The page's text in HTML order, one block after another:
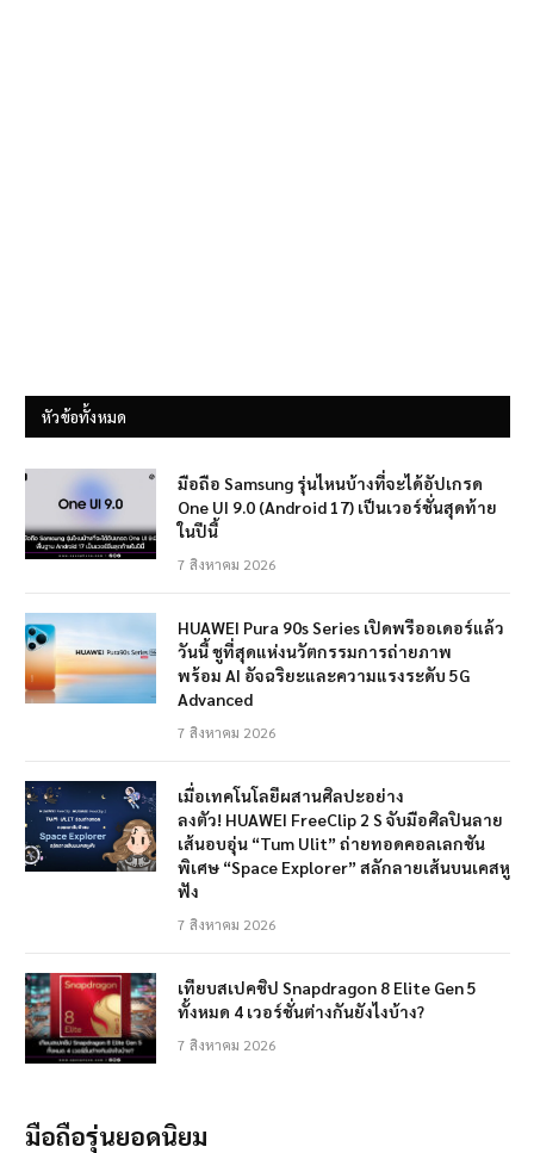
หัวข้อทั้งหมด
มือถือ Samsung รุ่นไหนบ้างที่จะได้อัปเกรด
One UI 9.0 (Android 17) เป็นเวอร์ชั่นสุดท้าย
ในปีนี้
7 สิงหาคม 2026
HUAWEI Pura 90s Series เปิดพรีออเดอร์แล้ว
วันนี้ ชูที่สุดแห่งนวัตกรรมการถ่ายภาพ
พร้อม AI อัจฉริยะและความแรงระดับ 5G
Advanced
7 สิงหาคม 2026
เมื่อเทคโนโลยีผสานศิลปะอย่าง
ลงตัว! HUAWEI FreeClip 2 S จับมือศิลปินลาย
เส้นอบอุ่น “Tum Ulit” ถ่ายทอดคอลเลกชัน
พิเศษ “Space Explorer” สลักลายเส้นบนเคสหู
ฟัง
7 สิงหาคม 2026
เทียบสเปคชิป Snapdragon 8 Elite Gen 5
ทั้งหมด 4 เวอร์ชั่นต่างกันยังไงบ้าง?
7 สิงหาคม 2026
มือถือรุ่นยอดนิยม